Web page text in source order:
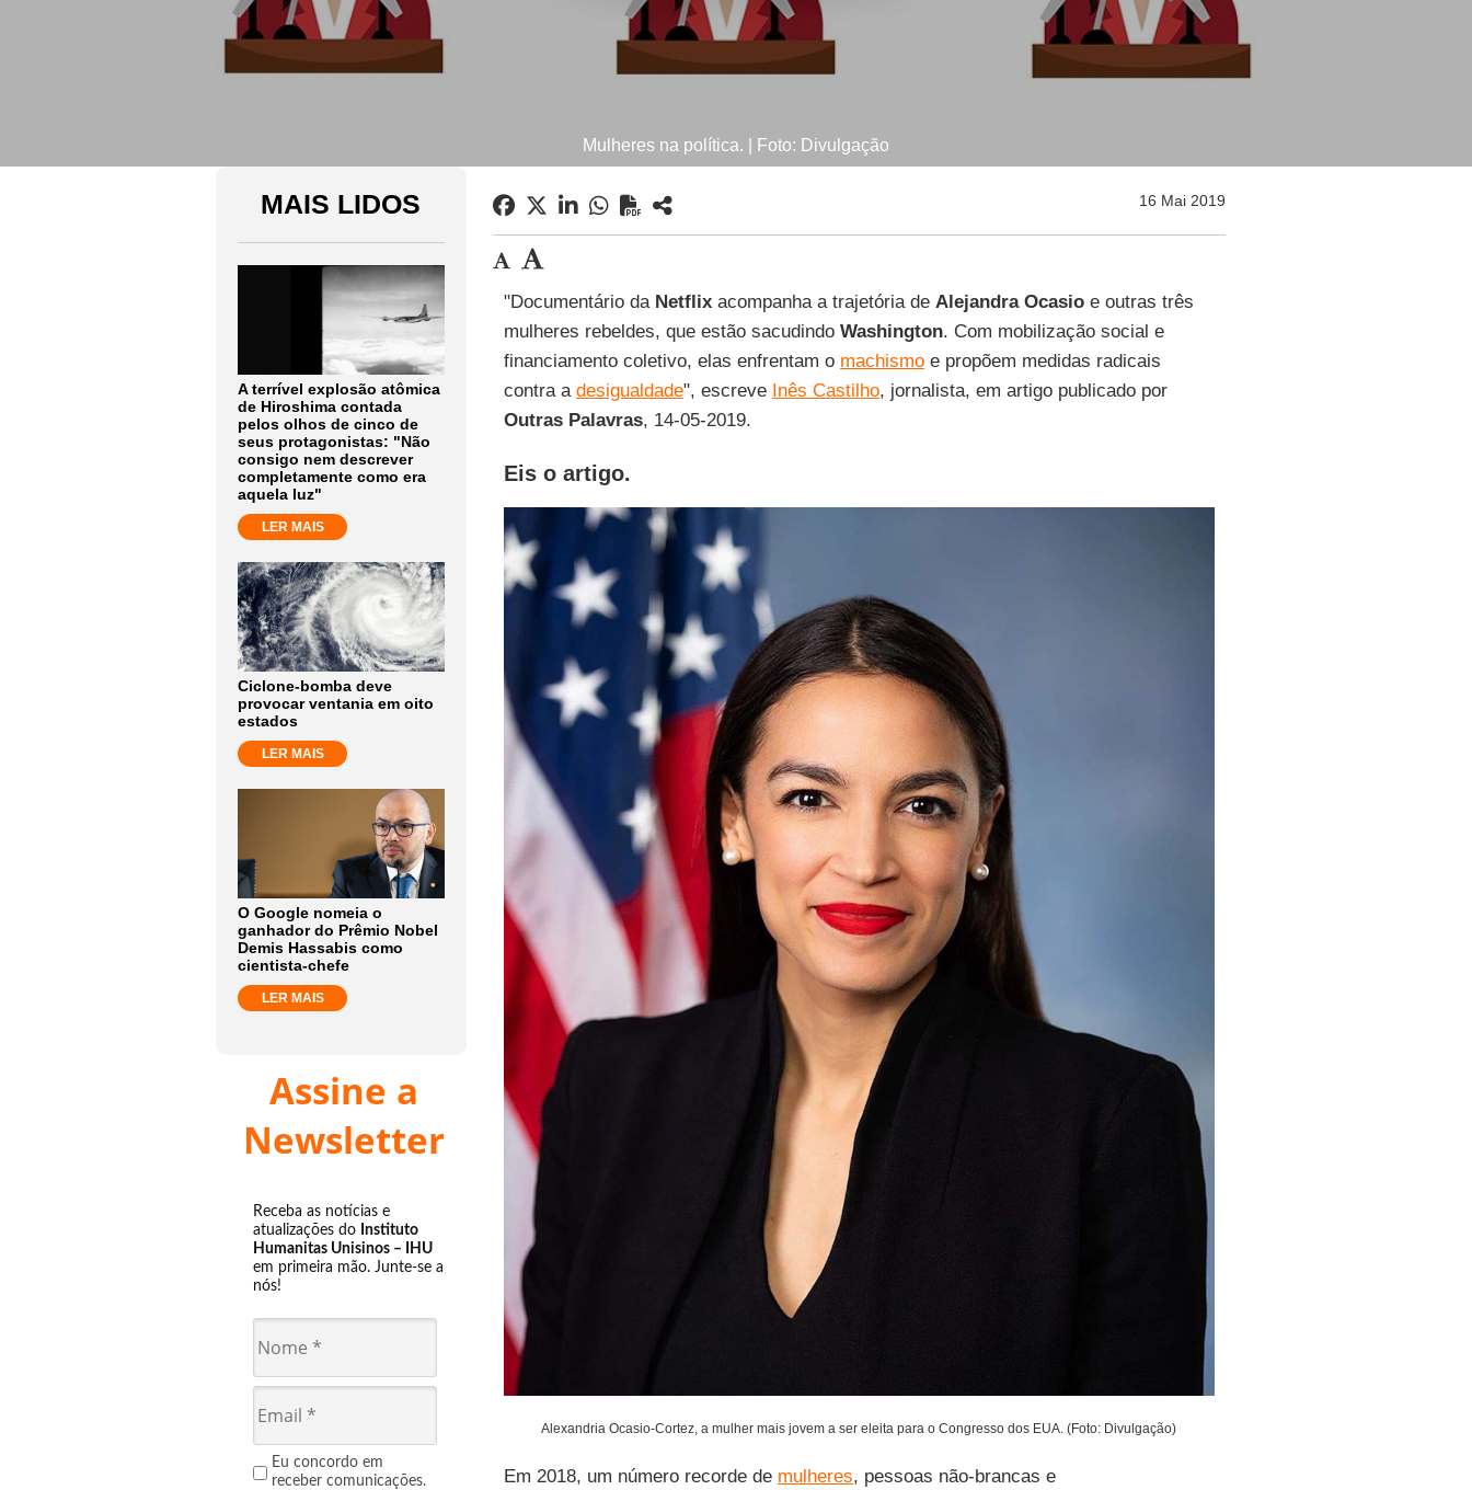
Mulheres na política. | Foto: Divulgação
MAIS LIDOS
A terrível explosão atômica
de Hiroshima contada
pelos olhos de cinco de
seus protagonistas: "Não
consigo nem descrever
completamente como era
aquela luz"
LER MAIS
Ciclone-bomba deve
provocar ventania em oito
estados
LER MAIS
O Google nomeia o
ganhador do Prêmio Nobel
Demis Hassabis como
cientista-chefe
LER MAIS
Assine a
Newsletter
Receba as notícias e
atualizações do Instituto
Humanitas Unisinos – IHU
em primeira mão. Junte-se a
nós!
Eu concordo em
receber comunicações.
16 Mai 2019
"Documentário da Netflixacompanha a trajetória de Alejandra Ocasioe outras três
mulheres rebeldes, que estão sacudindo Washington. Com mobilização social e
financiamento coletivo, elas enfrentam o machismoe propõem medidas radicais
contra a desigualdade", escreve Inês Castilho, jornalista, em artigo publicado por
Outras Palavras, 14-05-2019.
Eis o artigo.
Alexandria Ocasio-Cortez, a mulher mais jovem a ser eleita para o Congresso dos EUA. (Foto: Divulgação)
Em 2018, um número recorde de mulheres, pessoas não-brancas e